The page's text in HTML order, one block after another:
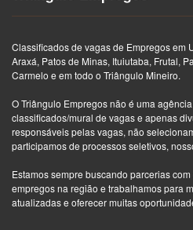
Classificados de vagas de Empregos em
Araxá, Patos de Minas, Ituiutaba, Frutal,
Carmelo e em todo o Triângulo Mineiro.
O Triângulo Empregos não é uma
classificados/mural de vagas e apenas
responsáveis pelas vagas, não
participamos de processos seletivos,
Estamos sempre buscando parcerias
empregos na região e trabalhamos para
atualizadas e oferecer muitas